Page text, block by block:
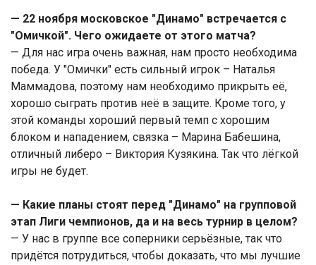
— 22 ноября московское "Динамо" встречается с
"Омичкой". Чего ожидаете от этого матча?
— Для нас игра очень важная, нам просто необходима
победа. У "Омички" есть сильный игрок – Наталья
Маммадова, поэтому нам необходимо прикрыть её,
хорошо сыграть против неё в защите. Кроме того, у
этой команды хороший первый темп с хорошим
блоком и нападением, связка – Марина Бабешина,
отличный либеро – Виктория Кузякина. Так что лёгкой
игры не будет.
— Какие планы стоят перед "Динамо" на групповой
этап Лиги чемпионов, да и на весь турнир в целом?
— У нас в группе все соперники серьёзные, так что
придётся потрудиться, чтобы доказать, что мы лучшие